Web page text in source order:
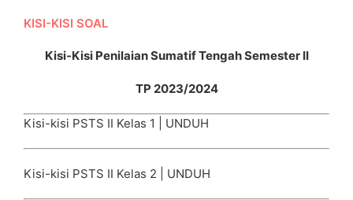
KISI-KISI SOAL
Kisi-Kisi Penilaian Sumatif Tengah Semester II
TP 2023/2024
Kisi-kisi PSTS II Kelas 1 | UNDUH
Kisi-kisi PSTS II Kelas 2 | UNDUH